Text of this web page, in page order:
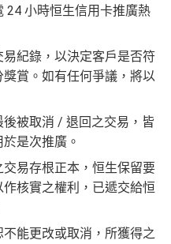
24 小時恒生信用卡推廣熱
紀錄，以決定客戶是否符
賞。如有任何爭議，將以
被取消 / 退回之交易，皆
是次推廣。
易存根正本，恒生保留要
核實之權利，已遞交給恒
能更改或取消，所獲得之